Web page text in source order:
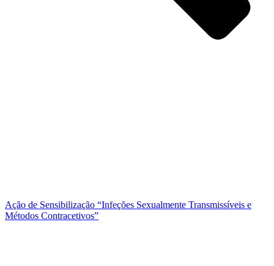
Ação de Sensibilização “Infeções Sexualmente Transmissíveis e
Métodos Contracetivos”